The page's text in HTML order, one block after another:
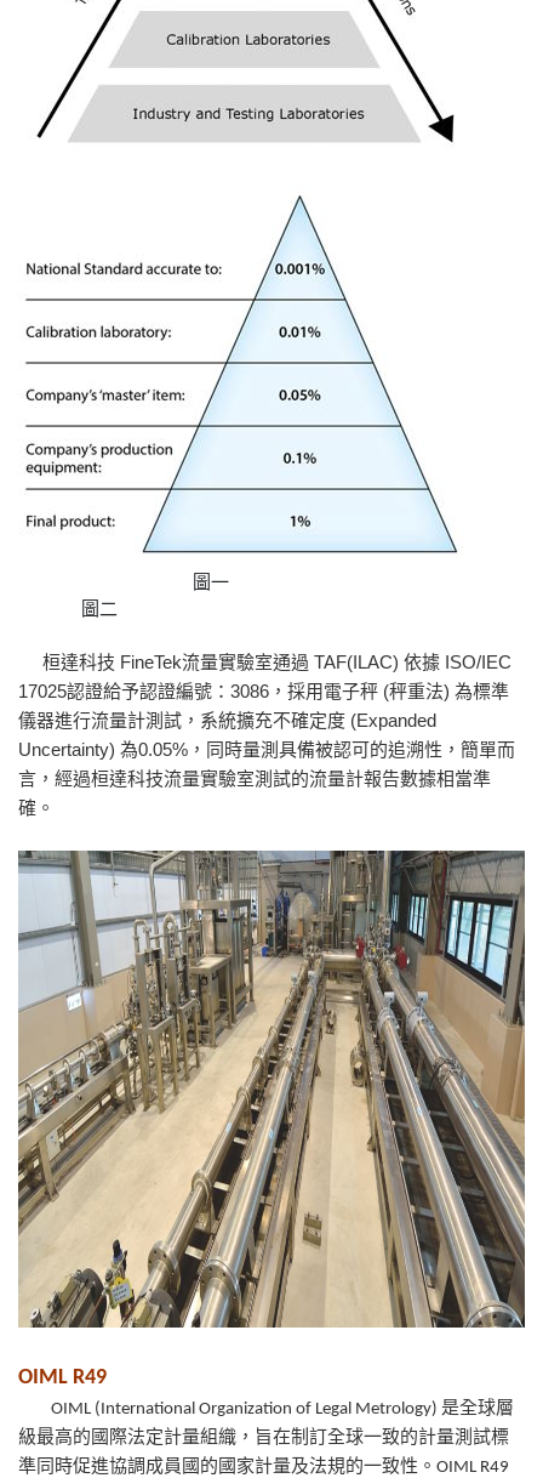
圖一
圖二
桓達科技 FineTek流量實驗室通過 TAF(ILAC) 依據 ISO/IEC
17025認證給予認證編號：3086，採用電子秤 (秤重法) 為標準
儀器進行流量計測試，系統擴充不確定度 (Expanded
Uncertainty) 為0.05%，同時量測具備被認可的追溯性，簡單而
言，經過桓達科技流量實驗室測試的流量計報告數據相當準
確。
OIML R49
OIML (International Organization of Legal Metrology) 是全球層
級最高的國際法定計量組織，旨在制訂全球一致的計量測試標
準同時促進協調成員國的國家計量及法規的一致性。OIML R49